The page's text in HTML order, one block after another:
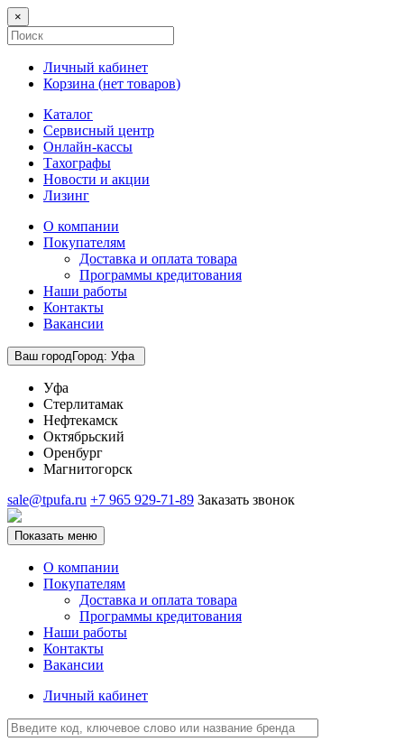
×
Личный кабинет
Корзина (нет товаров)
Каталог
Сервисный центр
Онлайн-кассы
Тахографы
Новости и акции
Лизинг
О компании
Покупателям
Доставка и оплата товара
Программы кредитования
Наши работы
Контакты
Вакансии
Ваш городГород: Уфа
Уфа
Стерлитамак
Нефтекамск
Октябрьский
Оренбург
Магнитогорск
sale@tpufa.ru +7 965 929-71-89 Заказать звонок
Показать меню
О компании
Покупателям
Доставка и оплата товара
Программы кредитования
Наши работы
Контакты
Вакансии
Личный кабинет